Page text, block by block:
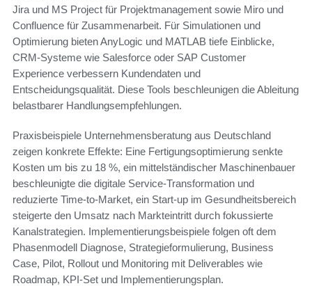
Jira und MS Project für Projektmanagement sowie Miro und
Confluence für Zusammenarbeit. Für Simulationen und
Optimierung bieten AnyLogic und MATLAB tiefe Einblicke,
CRM-Systeme wie Salesforce oder SAP Customer
Experience verbessern Kundendaten und
Entscheidungsqualität. Diese Tools beschleunigen die Ableitung
belastbarer Handlungsempfehlungen.
Praxisbeispiele Unternehmensberatung aus Deutschland
zeigen konkrete Effekte: Eine Fertigungsoptimierung senkte
Kosten um bis zu 18 %, ein mittelständischer Maschinenbauer
beschleunigte die digitale Service-Transformation und
reduzierte Time-to-Market, ein Start-up im Gesundheitsbereich
steigerte den Umsatz nach Markteintritt durch fokussierte
Kanalstrategien. Implementierungsbeispiele folgen oft dem
Phasenmodell Diagnose, Strategieformulierung, Business
Case, Pilot, Rollout und Monitoring mit Deliverables wie
Roadmap, KPI-Set und Implementierungsplan.